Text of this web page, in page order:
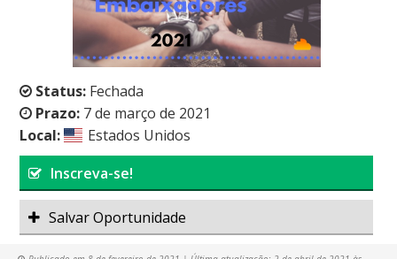
Status: Fechada
Prazo: 7 de março de 2021
Local:
Estados Unidos
Inscreva-se!
Salvar Oportunidade